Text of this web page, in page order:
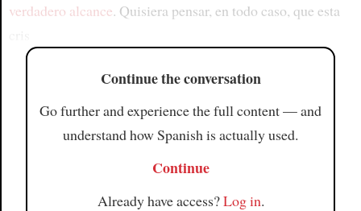
verdadero alcance. Quisiera pensar, en todo caso, que esta
Continue the conversation
Go further and experience the full content — and
understand how Spanish is actually used.
Continue
Already have access?Log in.